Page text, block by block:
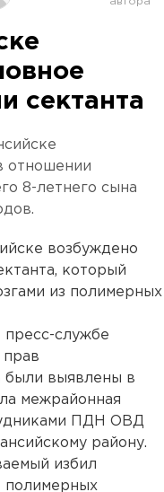
сектанта
отношении
8-летнего сына
возбуждено
который
из полимерных
службе
были выявлены в
межрайонная
ПДН ОВД
району.
избил
полимерных